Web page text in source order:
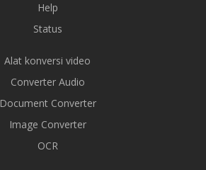
Help
Status
Alat konversi video
Converter Audio
Document Converter
Image Converter
OCR